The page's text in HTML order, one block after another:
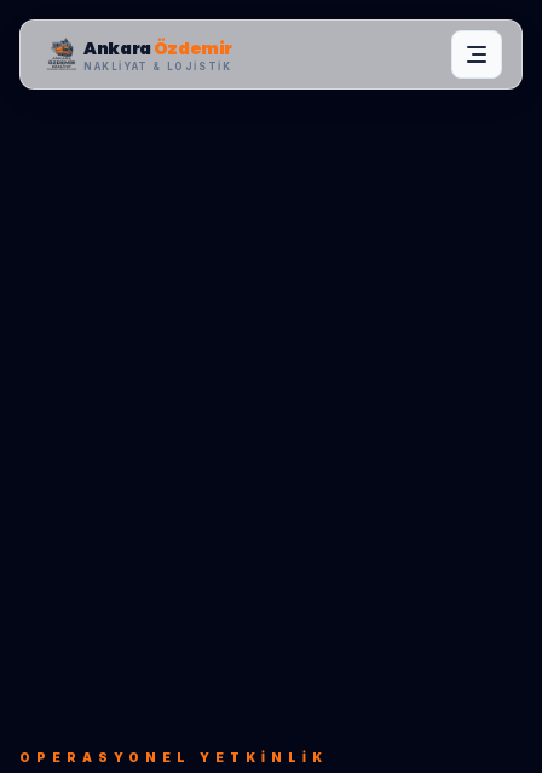
AnkaraÖzdemir
NAKLIYAT & LOJISTIK
OPERASYONEL YETKINLIK